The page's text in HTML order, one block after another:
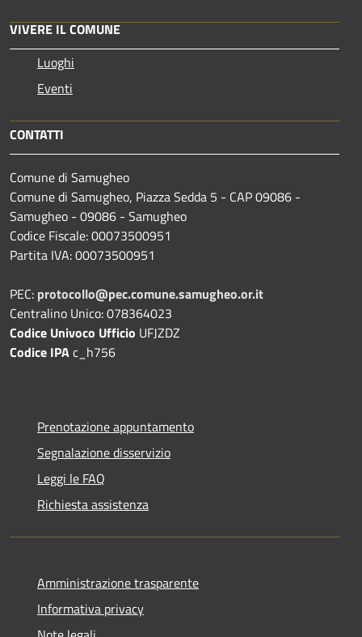
VIVERE IL COMUNE
Luoghi
Eventi
CONTATTI
Comune di Samugheo
Comune di Samugheo, Piazza Sedda 5 - CAP 09086 -
Samugheo - 09086 - Samugheo
Codice Fiscale: 00073500951
Partita IVA: 00073500951
PEC: protocollo@pec.comune.samugheo.or.it
Centralino Unico: 078364023
Codice Univoco Ufficio UFJZDZ
Codice IPAc_h756
Prenotazione appuntamento
Segnalazione disservizio
Leggi le FAQ
Richiesta assistenza
Amministrazione trasparente
Informativa privacy